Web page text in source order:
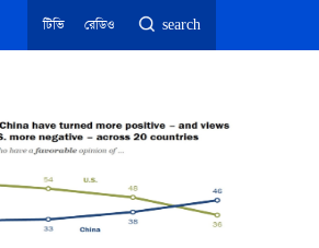
টিভি রেডিও search